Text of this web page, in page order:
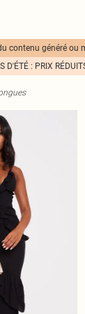
contenu généré ou
D'ÉTÉ : PRIX